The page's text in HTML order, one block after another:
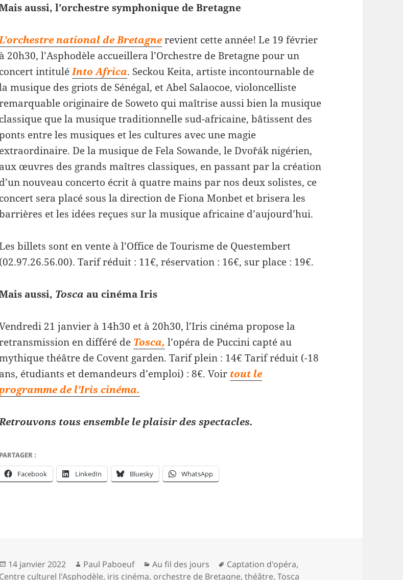
aussi, l’orchestre symphonique de Bretagne
national de Bretagnerevient cette année! Le 19 février
à 20h30, l’Asphodèle accueillera l’Orchestre de Bretagne pour un
concert intituléInto Africa. Seckou Keita, artiste incontournable de
musique des griots de Sénégal, et Abel Salaocoe, violoncelliste
originaire de Soweto qui maîtrise aussi bien la musique
classique que la musique traditionnelle sud-africaine, bâtissent des
entre les musiques et les cultures avec une magie
extraordinaire. De la musique de Fela Sowande, le Dvořák nigérien,
aux œuvres des grands maîtres classiques, en passant par la création
d’un nouveau concerto écrit à quatre mains par nos deux solistes, ce
concert sera placé sous la direction de Fiona Monbet et brisera les
et les idées reçues sur la musique africaine d’aujourd’hui.
billets sont en vente à l’Office de Tourisme de Questembert
(02.97.26.56.00). Tarif réduit : 11€, réservation : 16€, sur place : 19€.
aussi, Tosca au cinéma Iris
21 janvier à 14h30 et à 20h30, l’Iris cinéma propose la
en différé de Tosca, l’opéra de Puccini capté au
théâtre de Covent garden. Tarif plein : 14€ Tarif réduit (-18
ans, étudiants et demandeurs d’emploi) : 8€. Voir tout le
de l’Iris cinéma.
tous ensemble le plaisir des spectacles.
PARTAGER :
Facebook LinkedIn Bluesky WhatsApp
Publié
le
14 janvier 2022 Auteur
Paul Paboeuf Catégories
Au fil des jours
Mots-
clés
Captation d'opéra,
Centre culturel l'Asphodèle, iris cinéma, orchestre de Bretagne,théâtre,Tosca